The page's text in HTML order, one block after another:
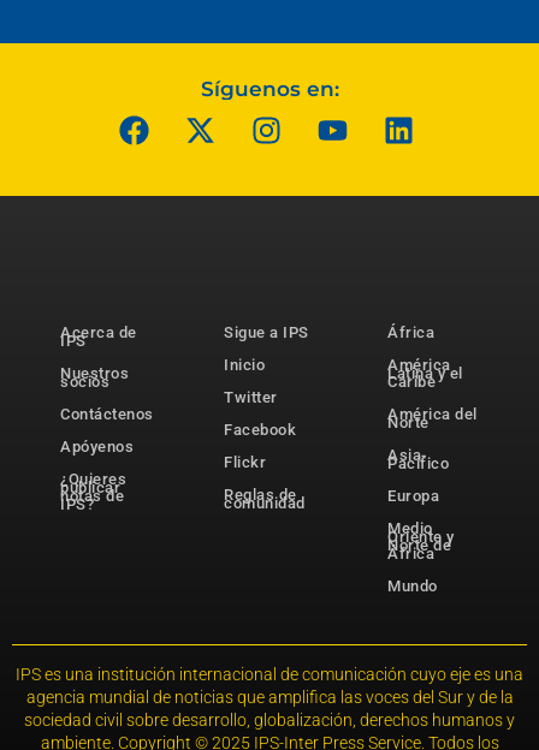
Síguenos en:
Acerca de
IPS
Nuestros
socios
Contáctenos
Apóyenos
¿Quieres
publicar
notas de
IPS?
Sigue a IPS
Inicio
Twitter
Facebook
Flickr
Reglas de
comunidad
África
América
Latina y el
Caribe
América del
Norte
Asia-
Pacífico
Europa
Medio
Oriente y
Norte de
África
Mundo
IPS es una institución internacional de comunicación cuyo eje es una
agencia mundial de noticias que amplifica las voces del Sur y de la
sociedad civil sobre desarrollo, globalización, derechos humanos y
ambiente. Copyright © 2025 IPS-Inter Press Service. Todos los